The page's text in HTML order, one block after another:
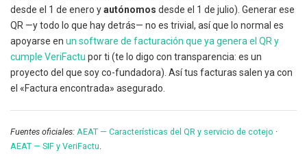
desde el 1 de enero yautónomos desde el 1 de julio). Generar ese
QR —y todo lo que hay detrás— no es trivial, así que lo normal es
apoyarse en un software de facturación que ya genera el QR y
cumple VeriFactu por ti (te lo digo con transparencia: es un
proyecto del que soy co-fundadora). Así tus facturas salen ya con
el «Factura encontrada» asegurado.
Fuentes oficiales: AEAT — Características del QR y servicio de cotejo ·
AEAT — SIF y VeriFactu.